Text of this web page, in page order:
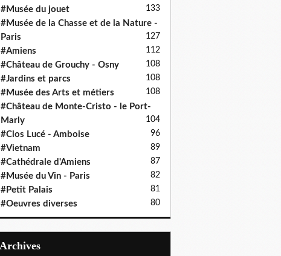
#Musée du jouet 133
#Musée de la Chasse et de la Nature -
Paris
127
#Amiens 112
#Château de Grouchy - Osny 108
#Jardins et parcs 108
#Musée des Arts et métiers 108
#Château de Monte-Cristo - le Port-
Marly
104
#Clos Lucé - Amboise 96
#Vietnam 89
#Cathédrale d'Amiens 87
#Musée du Vin - Paris 82
#Petit Palais 81
#Oeuvres diverses 80
Archives